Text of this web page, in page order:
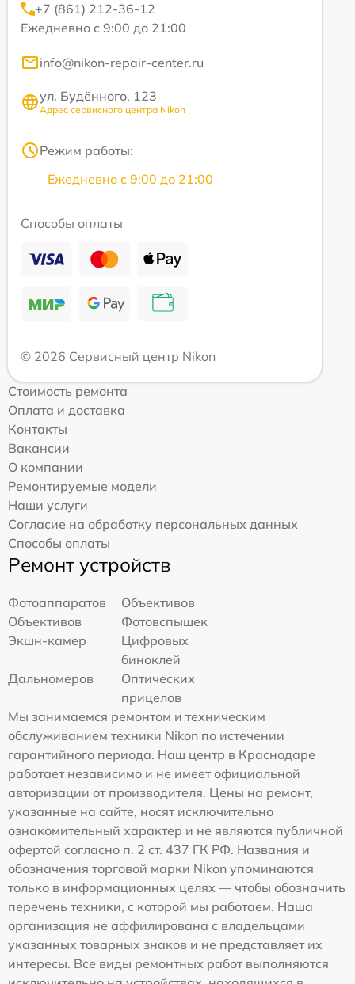
+7 (861) 212-36-12
Ежедневно с 9:00 до 21:00
info@nikon-repair-center.ru
ул. Будённого, 123
Адрес сервисного центра Nikon
Режим работы:
Ежедневно с 9:00 до 21:00
Способы оплаты
© 2026 Сервисный центр Nikon
Стоимость ремонта
Оплата и доставка
Контакты
Вакансии
О компании
Ремонтируемые модели
Наши услуги
Согласие на обработку персональных данных
Способы оплаты
Ремонт устройств
Фотоаппаратов
Объективов
Объективов
Фотовспышек
Экшн-камер
Цифровых
биноклей
Дальномеров
Оптических
прицелов
Мы занимаемся ремонтом и техническим
обслуживанием техники Nikon по истечении
гарантийного периода. Наш центр в Краснодаре
работает независимо и не имеет официальной
авторизации от производителя. Цены на ремонт,
указанные на сайте, носят исключительно
ознакомительный характер и не являются публичной
офертой согласно п. 2 ст. 437 ГК РФ. Названия и
обозначения торговой марки Nikon упоминаются
только в информационных целях — чтобы обозначить
перечень техники, с которой мы работаем. Наша
организация не аффилирована с владельцами
указанных товарных знаков и не представляет их
интересы. Все виды ремонтных работ выполняются